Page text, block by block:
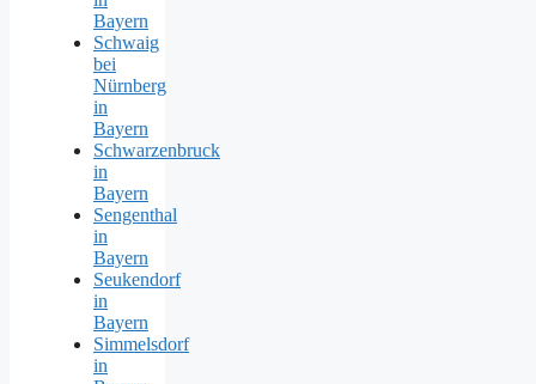
Bayern
Schwaig
bei
Nürnberg
in
Bayern
Schwarzenbruck
in
Bayern
Sengenthal
in
Bayern
Seukendorf
in
Bayern
Simmelsdorf
in